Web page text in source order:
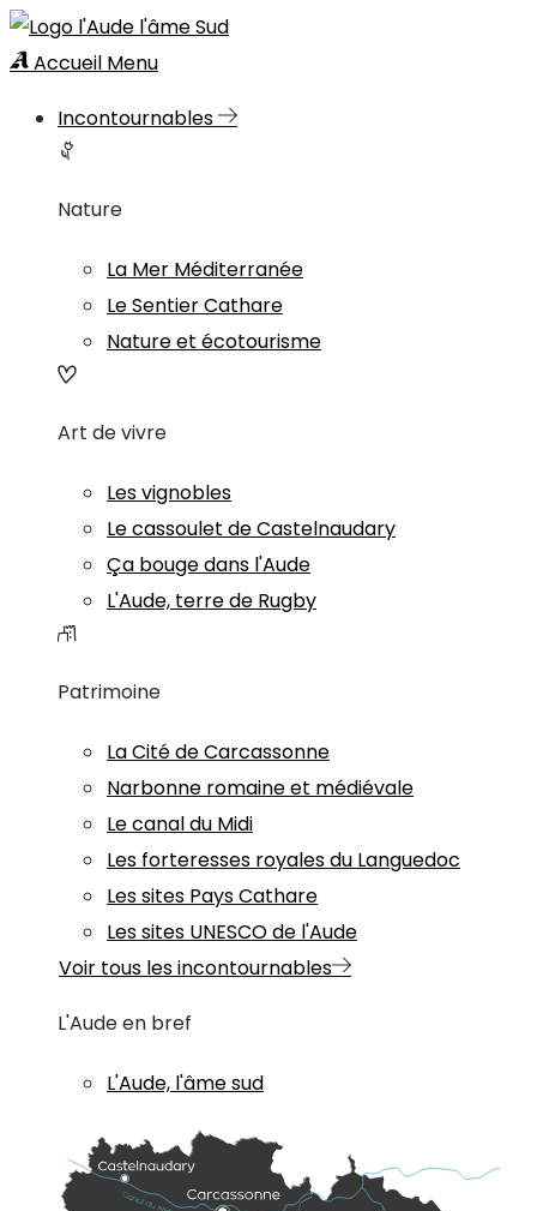
Accueil Menu
Incontournables
Nature
La Mer Méditerranée
Le Sentier Cathare
Nature et écotourisme
Art de vivre
Les vignobles
Le cassoulet de Castelnaudary
Ça bouge dans l'Aude
L'Aude, terre de Rugby
Patrimoine
La Cité de Carcassonne
Narbonne romaine et médiévale
Le canal du Midi
Les forteresses royales du Languedoc
Les sites Pays Cathare
Les sites UNESCO de l'Aude
Voir tous les incontournables
L'Aude en bref
L'Aude, l'âme sud